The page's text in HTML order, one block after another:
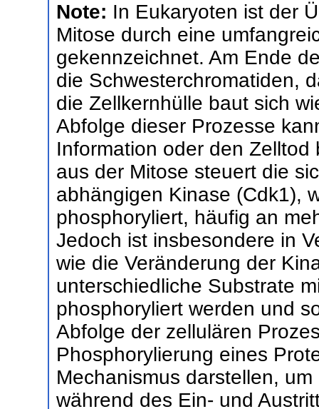
Note: In Eukaryoten ist der
Mitose durch eine
gekennzeichnet. Am Ende
die Schwesterchromatiden,
die Zellkernhülle baut sich
Abfolge dieser Prozesse
Information oder den
aus der Mitose steuert die
abhängigen Kinase (Cdk1),
phosphoryliert, häufig an
Jedoch ist insbesondere in
wie die Veränderung der
unterschiedliche Substrate
phosphoryliert werden und
Abfolge der zellulären
Phosphorylierung eines
Mechanismus darstellen,
während des Ein- und